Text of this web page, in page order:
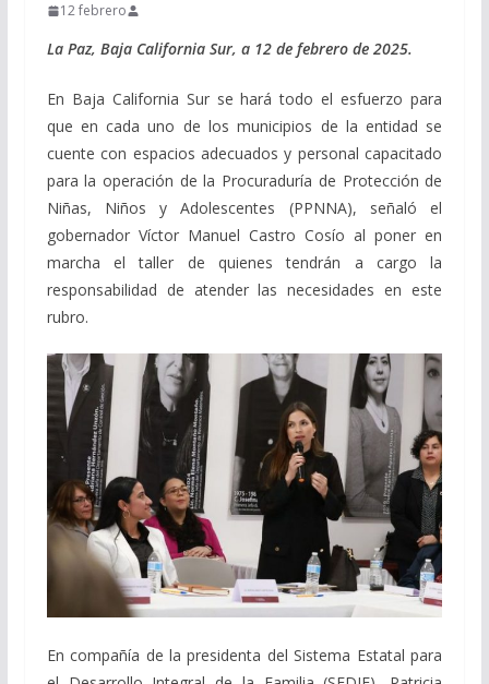
12 febrero
La Paz, Baja California Sur, a 12 de febrero de 2025.
En Baja California Sur se hará todo el esfuerzo para
que en cada uno de los municipios de la entidad se
cuente con espacios adecuados y personal capacitado
para la operación de la Procuraduría de Protección de
Niñas, Niños y Adolescentes (PPNNA), señaló el
gobernador Víctor Manuel Castro Cosío al poner en
marcha el taller de quienes tendrán a cargo la
responsabilidad de atender las necesidades en este
rubro.
En compañía de la presidenta del Sistema Estatal para